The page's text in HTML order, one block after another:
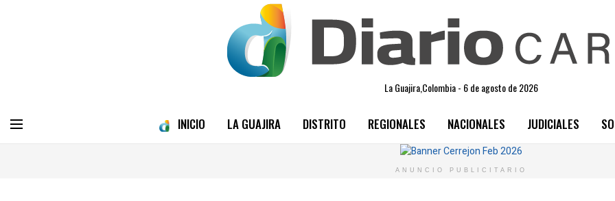
La Guajira,Colombia - 6 de agosto de 2026
INICIO LA GUAJIRA DISTRITO REGIONALES NACIONALES JUDICIALES
ANUNCIO PUBLICITARIO